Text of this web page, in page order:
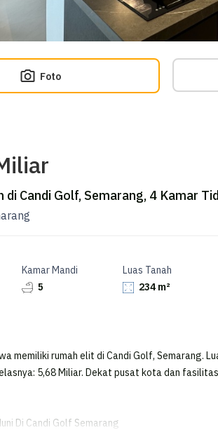
Foto
di Candi Golf, Semarang, 4 Kamar
Kamar Mandi
5
Luas Tanah
234 m²
memiliki rumah elit di Candi Golf, Semarang.
5,68 Miliar. Dekat pusat kota dan
Di Candi Golf Semarang